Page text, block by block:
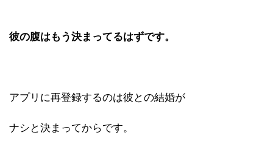
彼の腹はもう決まってるはずです。
アプリに再登録するのは彼との結婚が
ナシと決まってからです。